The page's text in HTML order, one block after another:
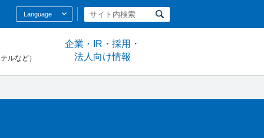
Language
ルなど）
企業・IR・採用・
法人向け情報